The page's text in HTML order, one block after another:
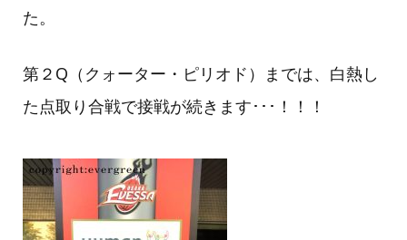
た。
第２Q（クォーター・ピリオド）までは、白熱し
た点取り合戦で接戦が続きます･･･！！！